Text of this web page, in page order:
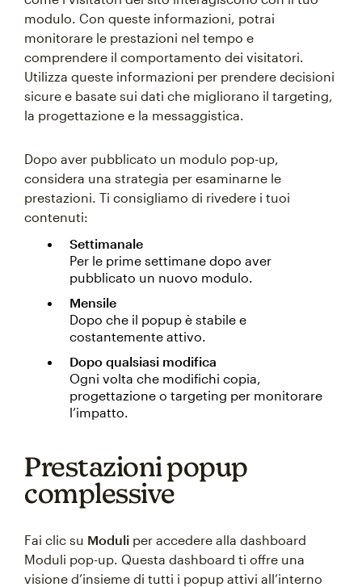
modulo. Con queste informazioni, potrai
monitorare le prestazioni nel tempo e
comprendere il comportamento dei visitatori.
Utilizza queste informazioni per prendere decisioni
sicure e basate sui dati che migliorano il targeting,
la progettazione e la messaggistica.
Dopo aver pubblicato un modulo pop-up,
considera una strategia per esaminarne le
prestazioni. Ti consigliamo di rivedere i tuoi
contenuti:
Settimanale
Per le prime settimane dopo aver
pubblicato un nuovo modulo.
Mensile
Dopo che il popup è stabile e
costantemente attivo.
Dopo qualsiasi modifica
Ogni volta che modifichi copia,
progettazione o targeting per monitorare
l’impatto.
Prestazioni popup
complessive
Fai clic su Moduli per accedere alla dashboard
Moduli pop-up. Questa dashboard ti offre una
visione d’insieme di tutti i popup attivi all’interno